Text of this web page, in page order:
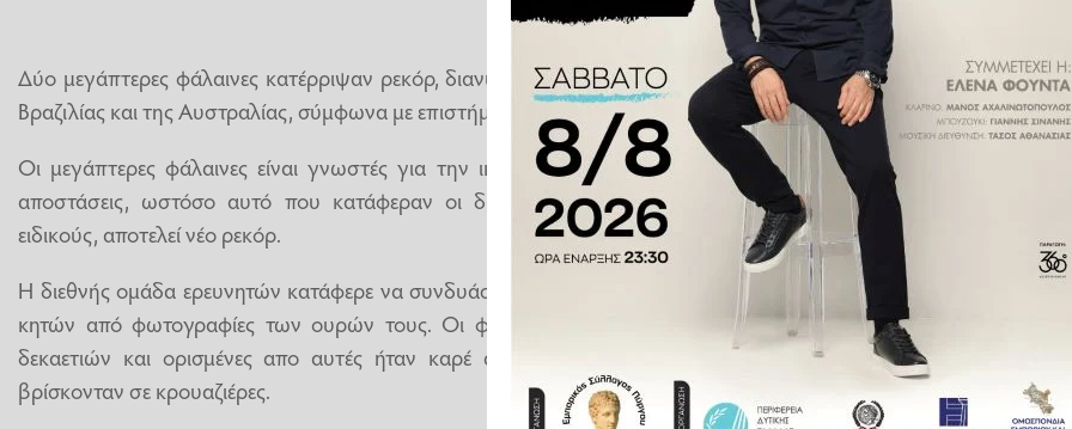
Δύο μεγάπτερες φάλαινες κατέρριψαν ρεκόρ, διανύοντας 14.000 χιλιόμετρα μεταξύ της
Βραζιλίας και της Αυστραλίας, σύμφωνα με επιστήμονες.
Οι μεγάπτερες φάλαινες είναι γνωστές για την ικανότητά τους να διανύουν μεγάλες
αποστάσεις, ωστόσο αυτό που κατάφεραν οι δύο φάλαινες που μελετήθηκαν από
ειδικούς, αποτελεί νέο ρεκόρ.
Η διεθνής ομάδα ερευνητών κατάφερε να συνδυάσει τα ξεχωριστά οδοιπορικά των δύο
κητών από φωτογραφίες των ουρών τους. Οι φωτογραφίες τραβήχτηκαν σε βάθος
δεκαετιών και ορισμένες απο αυτές ήταν καρέ από ερασιτέχνες φωτογράφους που
βρίσκονταν σε κρουαζιέρες.